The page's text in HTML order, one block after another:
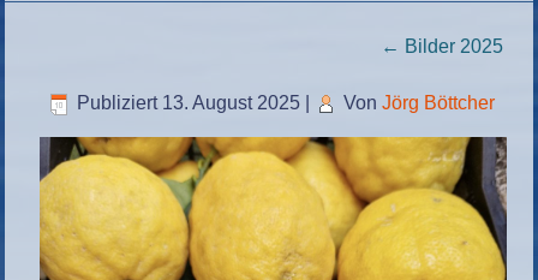
← Bilder 2025
Publiziert 13. August 2025 Von Jörg Böttcher